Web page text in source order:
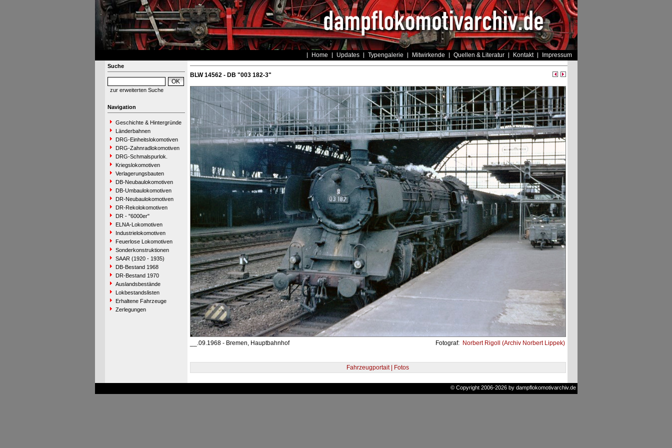
Home Updates Typengalerie Mitwirkende Quellen & Literatur Kontakt Impressum
Suche
zur erweiterten Suche
Navigation
Geschichte & Hintergründe
Länderbahnen
DRG-Einheitslokomotiven
DRG-Zahnradlokomotiven
DRG-Schmalspurlok.
Kriegslokomotiven
Verlagerungsbauten
DB-Neubaulokomotiven
DB-Umbaulokomotiven
DR-Neubaulokomotiven
DR-Rekolokomotiven
DR - "6000er"
ELNA-Lokomotiven
Industrielokomotiven
Feuerlose Lokomotiven
Sonderkonstruktionen
SAAR (1920 - 1935)
DB-Bestand 1968
DR-Bestand 1970
Auslandsbestände
Lokbestandslisten
Erhaltene Fahrzeuge
Zerlegungen
BLW 14562 - DB "003 182-3"
__.09.1968 - Bremen, Hauptbahnhof Fotograf: Norbert Rigoll (Archiv Norbert Lippek)
Fahrzeugportait | Fotos
© Copyright 2006-2026 by dampflokomotivarchiv.de